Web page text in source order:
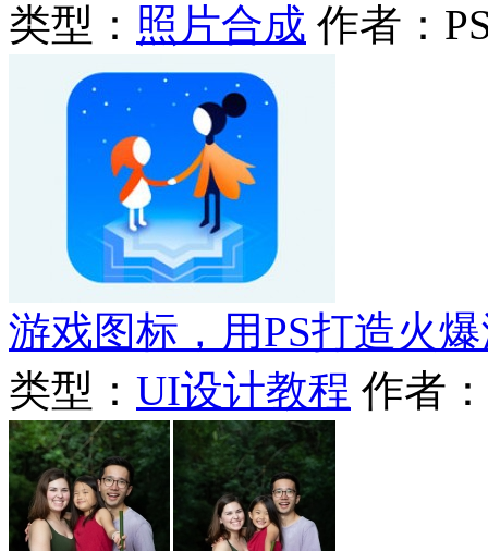
类型： 照片合成 作者：
游戏图标，用PS打造火
类型： UI设计教程 作者